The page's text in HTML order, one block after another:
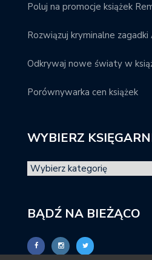
Poluj na promocje książek
Rozwiązuj kryminalne
Odkrywaj nowe światy w
Porównywarka cen książek
WYBIERZ
BĄDŹ NA BIEŻĄCO